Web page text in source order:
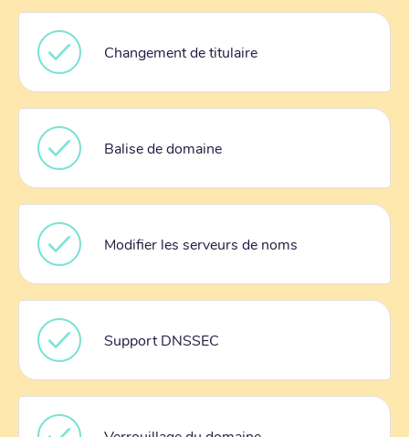
Changement de titulaire
Balise de domaine
Modifier les serveurs de noms
Support DNSSEC